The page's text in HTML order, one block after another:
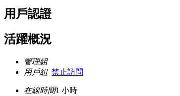
用戶認證
活躍概況
管理組
用戶組 禁止訪問
在線時間1 小時